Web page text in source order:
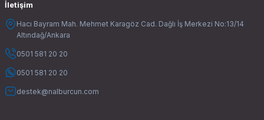
İletişim
Hacı Bayram Mah. Mehmet Karagöz Cad. Dağlı İş Merkezi No:13/14
Altındağ/Ankara
0501 581 20 20
0501 581 20 20
destek@nalburcun.com